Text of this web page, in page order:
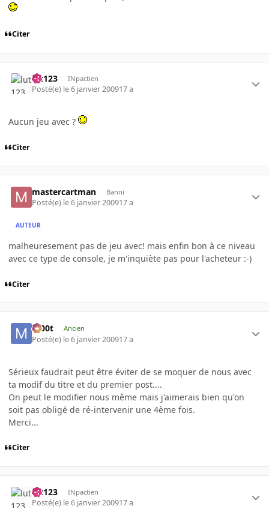
Citer
lut123 INpactien
Posté(e) le 6 janvier 200917 a
Aucun jeu avec ?
Citer
mastercartman Banni
Posté(e) le 6 janvier 200917 a
AUTEUR
malheuresement pas de jeu avec! mais enfin bon à ce niveau
avec ce type de console, je m'inquiète pas pour l'acheteur :-)
Citer
m00t Ancien
Posté(e) le 6 janvier 200917 a
Sérieux faudrait peut être éviter de se moquer de nous avec
ta modif du titre et du premier post....
On peut le modifier nous même mais j'aimerais bien qu'on
soit pas obligé de ré-intervenir une 4ème fois.
Merci...
Citer
lut123 INpactien
Posté(e) le 6 janvier 200917 a